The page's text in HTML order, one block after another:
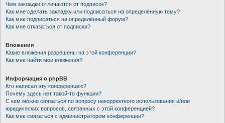
Чем закладки отличаются от подписок?
Как мне сделать закладку или подписаться на определённую тему?
Как мне подписаться на определённый форум?
Как мне отказаться от подписки?
Вложения
Какие вложения разрешены на этой конференции?
Как мне найти мои вложения?
Информация о phpBB
Кто написал эту конференцию?
Почему здесь нет такой-то функции?
С кем можно связаться по вопросу некорректного использования и/или
юридических вопросов, связанных с этой конференцией?
Как мне связаться с администратором конференции?